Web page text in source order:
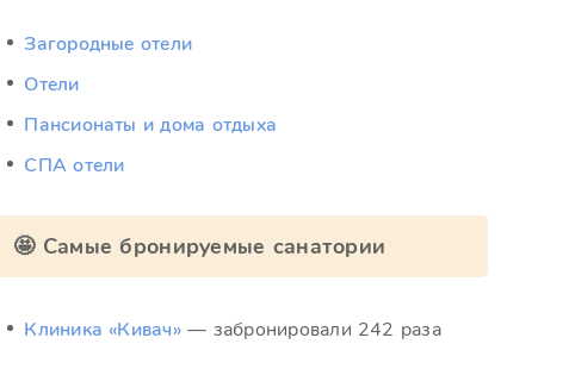
Загородные отели
Отели
Пансионаты и дома отдыха
СПА отели
🤩 Самые бронируемые санатории
Клиника «Кивач» — забронировали 242 раза